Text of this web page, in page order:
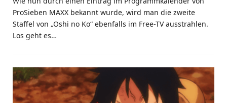
ProSieben MAXX bekannt wurde, wird man die zweite
Staffel von „Oshi no Ko“ ebenfalls im Free-TV ausstrahlen.
Los geht es…